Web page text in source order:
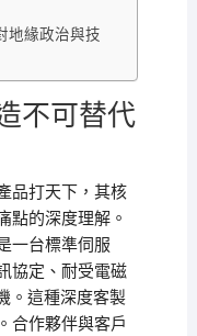
地緣政治與技
不可替代
品打天下，其核
點的深度理解。
一台標準伺服
協定、耐受電磁
。這種深度客製
合作夥伴與客戶